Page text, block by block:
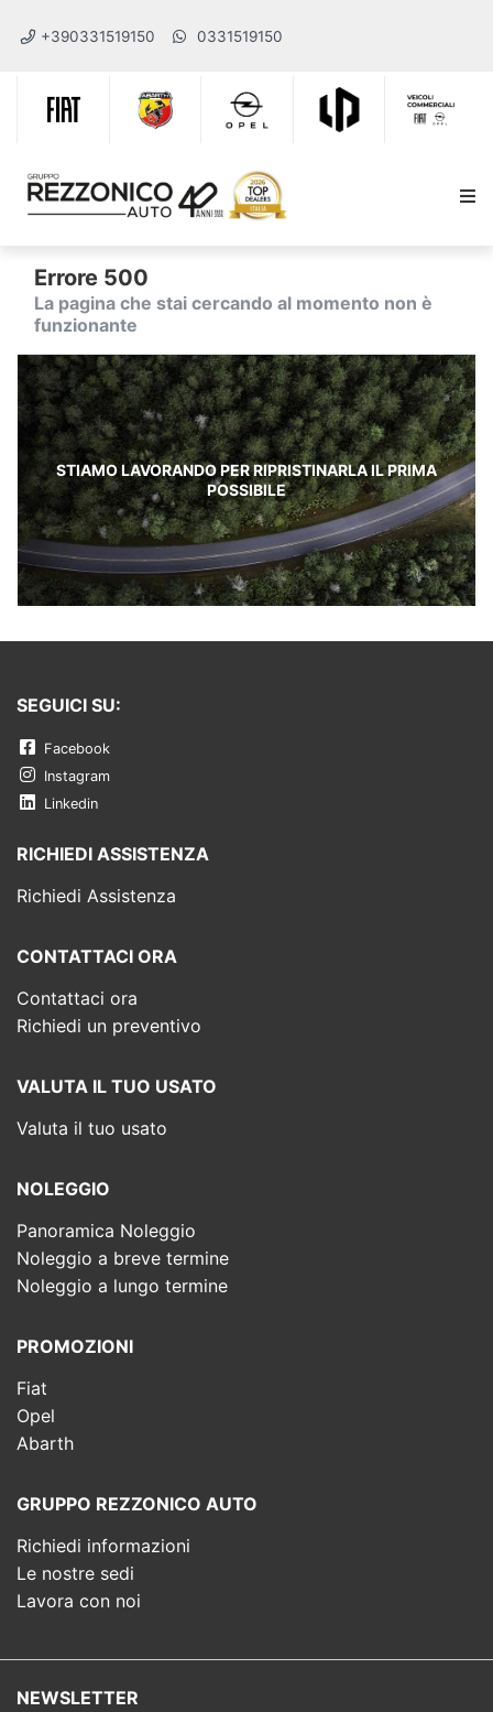
+390331519150 0331519150
Errore 500
La pagina che stai cercando al momento non è
funzionante
STIAMO LAVORANDO PER RIPRISTINARLA IL PRIMA
POSSIBILE
SEGUICI SU:
Facebook
Instagram
Linkedin
RICHIEDI ASSISTENZA
Richiedi Assistenza
CONTATTACI ORA
Contattaci ora
Richiedi un preventivo
VALUTA IL TUO USATO
Valuta il tuo usato
NOLEGGIO
Panoramica Noleggio
Noleggio a breve termine
Noleggio a lungo termine
PROMOZIONI
Fiat
Opel
Abarth
GRUPPO REZZONICO AUTO
Richiedi informazioni
Le nostre sedi
Lavora con noi
NEWSLETTER